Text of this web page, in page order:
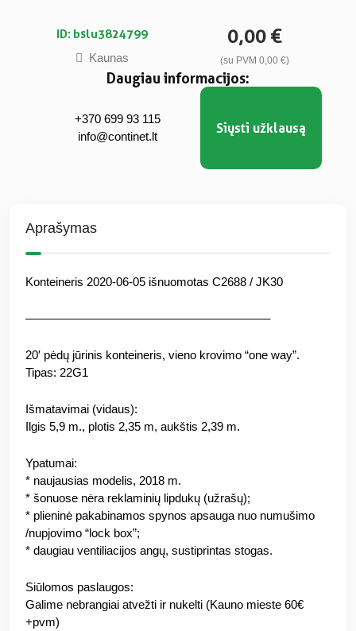
ID: bslu3824799
Kaunas
0,00 €
(su PVM 0,00 €)
Daugiau informacijos:
+370 699 93 115
info@continet.lt
Siųsti užklausą
Aprašymas
Konteineris 2020-06-05 išnuomotas C2688 / JK30
————————————————————–
20′ pėdų jūrinis konteineris, vieno krovimo “one way”.
Tipas: 22G1
Išmatavimai (vidaus):
Ilgis 5,9 m., plotis 2,35 m, aukštis 2,39 m.
Ypatumai:
* naujausias modelis, 2018 m.
* šonuose nėra reklaminių lipdukų (užrašų);
* plieninė pakabinamos spynos apsauga nuo numušimo
/nupjovimo “lock box”;
* daugiau ventiliacijos angų, sustiprintas stogas.
Siūlomos paslaugos:
Galime nebrangiai atvežti ir nukelti (Kauno mieste 60€
+pvm)